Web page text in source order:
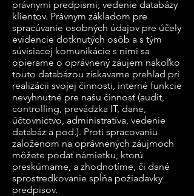
právnymi predpismi; vedenie databázy
klientov. Právnym základom pre
spracúvanie osobných údajov pre účely
evidencie dotknutých osôb a s tým
súvisiacej komunikácie s nimi sa
opierame o oprávnený záujem nakoľko
touto databázou získavame prehľad pri
realizácii svojej činnosti, interné funkcie
nevyhnutné pre našu činnosť (audit,
controlling, prevádzka IT, dane,
účtovníctvo, administratíva, vedenie
databáz a pod.). Proti spracovaniu
založenom na oprávnených záujmoch
môžete podať námietku, ktorú
preskúmame, a zhodnotíme, či dané
sprostredkovanie spĺňa požiadavky
predpisov.